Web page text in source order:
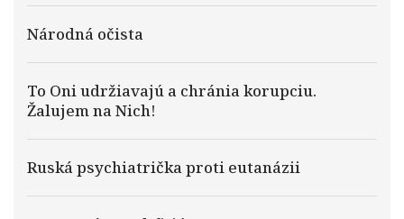
Národná očista
To Oni udržiavajú a chránia korupciu.
Žalujem na Nich!
Ruská psychiatrička proti eutanázii